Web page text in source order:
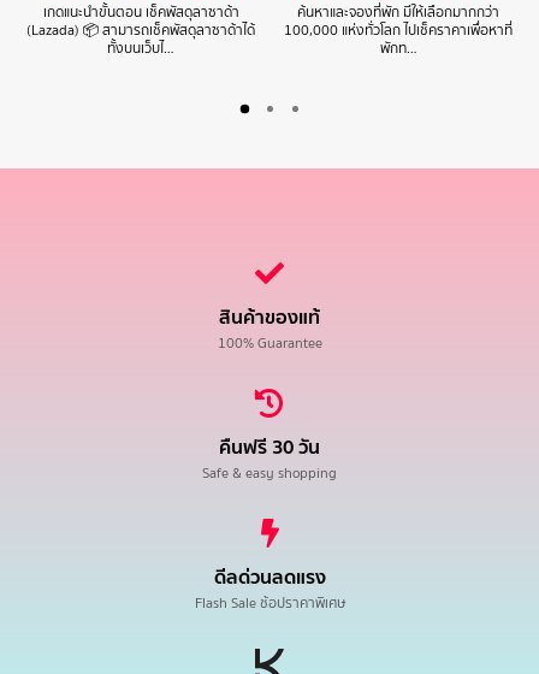
เกดแนะนำขั้นตอน เช็คพัสดุลาซาด้า
(Lazada) 📦 สามารถเช็คพัสดุลาซาด้าได้
ทั้งบนเว็บไ…
ค้นหาและจองที่พัก มีให้เลือกมากกว่า
100,000 แห่งทั่วโลก ไปเช็คราคาเพื่อหาที่
พักท…
สินค้าของแท้
100% Guarantee
คืนฟรี 30 วัน
Safe & easy shopping
ดีลด่วนลดแรง
Flash Sale ช้อปราคาพิเศษ